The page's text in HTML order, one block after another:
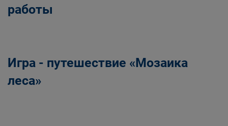
работы
Игра - путешествие «Мозаика
леса»